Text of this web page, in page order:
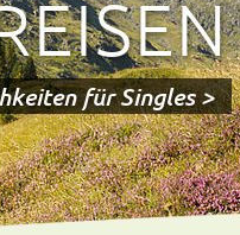
für Singles >